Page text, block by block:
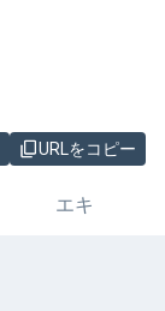
URLをコピー
エキ